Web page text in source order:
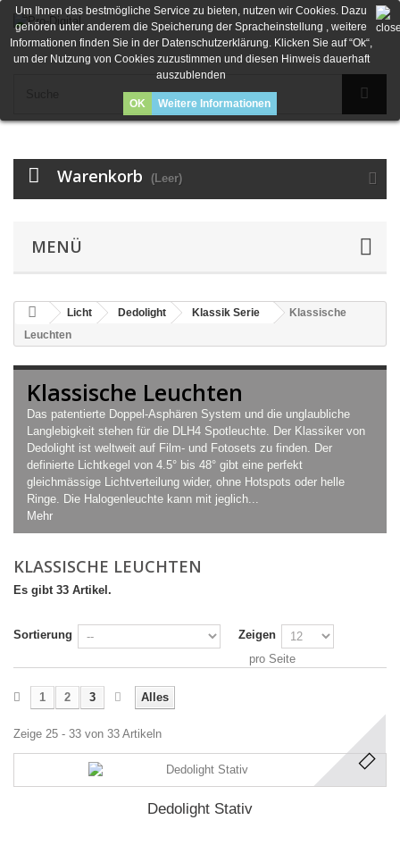
Warenkorb (Leer)
MENÜ
Um Ihnen das bestmögliche Service zu bieten, nutzen wir Cookies. Dazu
gehören unter anderem die Speicherung der Spracheinstellung , weitere
Informationen finden Sie in der Datenschutzerklärung. Klicken Sie auf “Ok“,
um der Nutzung von Cookies zuzustimmen und diesen Hinweis dauerhaft
auszublenden
OK Weitere Informationen
Licht Dedolight Klassik Serie
Klassische
Leuchten
Klassische Leuchten
Das patentierte Doppel-Asphären System und die unglaubliche
Langlebigkeit stehen für die DLH4 Spotleuchte. Der Klassiker von
Dedolight ist weltweit auf Film- und Fotosets zu finden. Der
definierte Lichtkegel von 4.5° bis 48° gibt eine perfekt
gleichmässige Lichtverteilung wider, ohne Hotspots oder helle
Ringe. Die Halogenleuchte kann mit jeglich...
Mehr
KLASSISCHE LEUCHTEN
Es gibt 33 Artikel.
Sortierung
Zeigen
pro Seite
Alles
1 2 3
Zeige 25 - 33 von 33 Artikeln
Dedolight Stativ